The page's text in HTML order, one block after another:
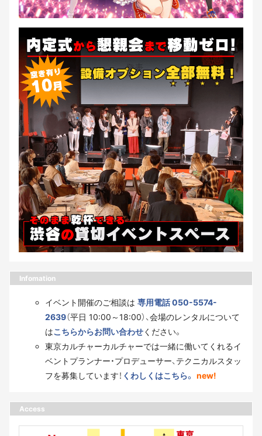
Infomation
イベント開催のご相談は 専用電話 050-5574-
2639（平日 10:00～18:00）、会場のレンタルについて
はこちらからお問い合わせください。
東京カルチャーカルチャーでは一緒に働いてくれるイ
ベントプランナー・プロデューサー、テクニカルスタッ
フを募集しています！ くわしくはこちら。 new!
Access